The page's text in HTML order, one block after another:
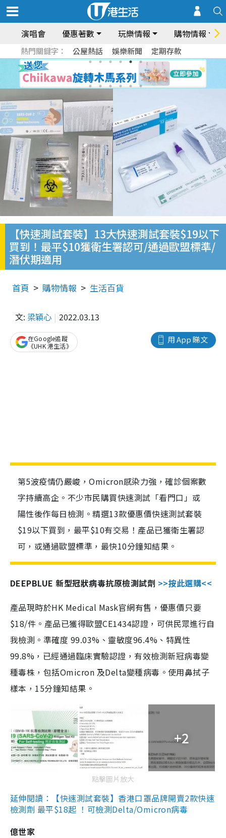
演唱會 優惠著數 玩樂情報 購物情報
熱門關鍵字： 公屋熱話 娛樂新聞 定期存款
【快速測試套裝】13大快速測試套裝$19以下
買到！最平$10獲衛生署認可/通過歐盟標準/
潛伏期適用
首頁 購物情報 生活百貨
文: 梁穎心 2022.03.13
用 App 睇文
在Google追蹤
《UHK 港生活》
第5波疫情仍嚴峻，Omicron感染力強，確診個案數
字持續高企。不少市民購買快速測試「看門口」或
陽性後作每日檢測。精選13款優惠價快速測試套裝
$19以下買到，最平$10有交易！產品已獲衛生署認
可，或通過歐盟標準，最快10分鐘知結果。
DEEPBLUE 新型冠狀病毒抗原檢測試劑 >>按此選購<<
產品現時於HK Medical Mask官網有售，優惠價只要
$18/件。產品已獲得歐盟CE1434認證，可供民眾進行自
我檢測。準確度 99.03%、靈敏度96.4%、特異性
99.8%，已經通過臨床實驗認證，有效檢測新冠病毒變
種毒株，包括Omicron 及Delta變種病毒。使用鼻拭子
樣本，15分鐘知結果。
+2
點擊圖片放大
延伸閱讀：【快速測試套裝】香港口罩品牌開賣2款快速
檢測劑 最平$18起 ！可檢測Delta/Omicron病毒
億世家